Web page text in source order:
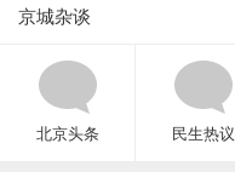
京城杂谈
北京头条 民生热议